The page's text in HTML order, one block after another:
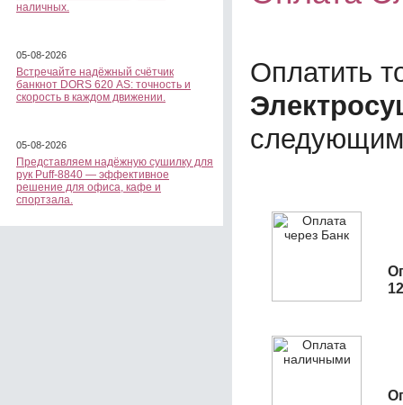
наличных.
05-08-2026
Встречайте надёжный счётчик
банкнот DORS 620 АS: точность и
скорость в каждом движении.
05-08-2026
Представляем надёжную сушилку для
рук Puff-8840 — эффективное
решение для офиса, кафе и
спортзала.
Оплатить